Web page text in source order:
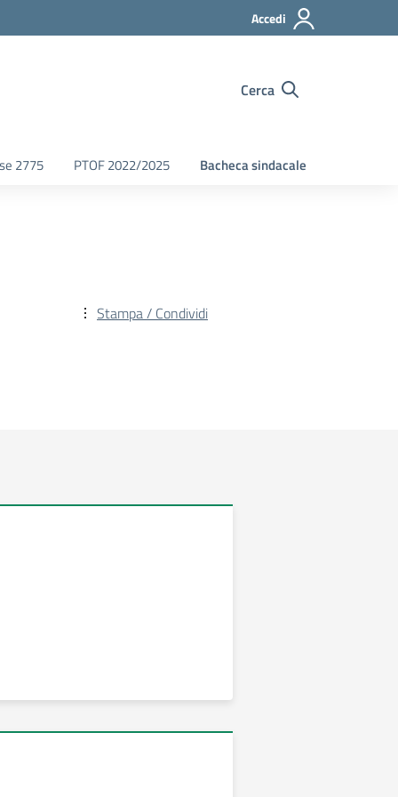
Accedi
Cerca
2775 PTOF 2022/2025 Bacheca sindacale
Stampa / Condividi